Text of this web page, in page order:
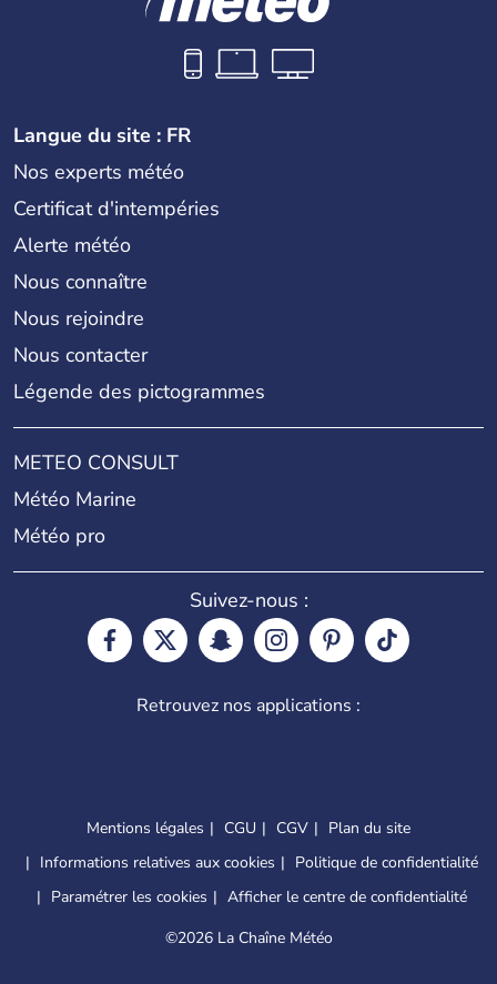
Langue du site : FR
Nos experts météo
Certificat d'intempéries
Alerte météo
Nous connaître
Nous rejoindre
Nous contacter
Légende des pictogrammes
METEO CONSULT
Météo Marine
Météo pro
Suivez-nous :
Retrouvez nos applications :
Mentions légales CGU CGV
Plan du site
Informations relatives aux cookies
Politique de confidentialité
Paramétrer les cookies
Afficher le centre de confidentialité
©2026 La Chaîne Météo